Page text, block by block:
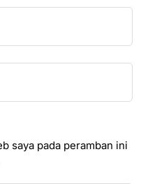
saya pada peramban ini